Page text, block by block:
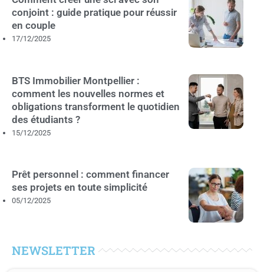
conjoint : guide pratique pour réussir
en couple
17/12/2025
BTS Immobilier Montpellier :
comment les nouvelles normes et
obligations transforment le quotidien
des étudiants ?
15/12/2025
Prêt personnel : comment financer
ses projets en toute simplicité
05/12/2025
NEWSLETTER